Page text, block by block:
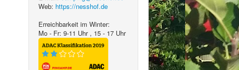
Web: https://nesshof.de
Erreichbarkeit im Winter:
Mo - Fr: 9-11 Uhr , 15 - 17 Uhr